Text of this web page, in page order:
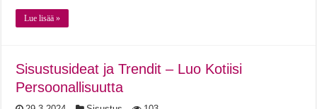
Lue lisää »
Sisustusideat ja Trendit – Luo Kotiisi
Persoonallisuutta